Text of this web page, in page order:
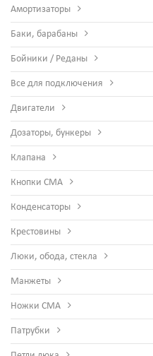
Амортизаторы
Баки, барабаны
Бойники / Реданы
Все для подключения
Двигатели
Дозаторы, бункеры
Клапана
Кнопки СМА
Конденсаторы
Крестовины
Люки, обода, стекла
Манжеты
Ножки СМА
Патрубки